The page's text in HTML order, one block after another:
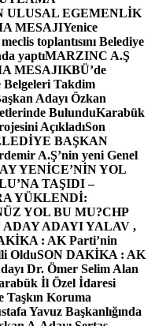
ULUSAL EGEMENLİK
MESAJIYenice
toplantısını Belediye
yaptıMARZINC A.Ş
MESAJIKBÜ’de
Belgeleri Takdim
Adayı Özkan
BulunduKarabük
AçıkladıSon
BAŞKAN
A.Ş’nin yeni Genel
YENİCE’NİN YOL
TAŞIDI –
YÜKLENDİ:
YOL BU MU?CHP
ADAYI YALAV ,
: AK Parti’nin
OlduSON DAKİKA : AK
Dr. Ömer Selim Alan
İl Özel İdaresi
Taşkın Koruma
Yavuz Başkanlığında